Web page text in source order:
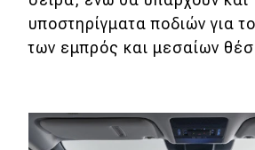
υποστηρίγματα ποδιών για
των εμπρός και μεσαίων